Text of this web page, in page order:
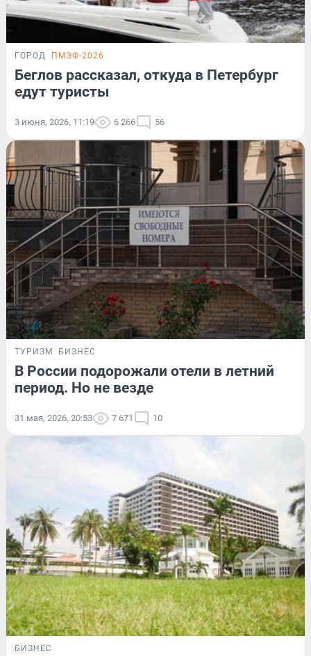
ГОРОД ПМЭФ-2026
Беглов рассказал, откуда в Петербург
едут туристы
3 июня, 2026, 11:19 6 266 56
ТУРИЗМ БИЗНЕС
В России подорожали отели в летний
период. Но не везде
31 мая, 2026, 20:53 7 671 10
БИЗНЕС